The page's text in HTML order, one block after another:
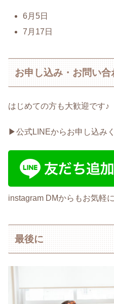
6月5日
7月17日
お申し込み・お問い合
はじめての方も大歓迎です♪
▶︎公式LINEからお申し込み
instagram DMからもお気軽
最後に